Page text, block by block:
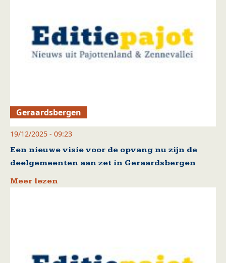
Geraardsbergen
19/12/2025 - 09:23
Een nieuwe visie voor de opvang nu zijn de
deelgemeenten aan zet in Geraardsbergen
Meer lezen